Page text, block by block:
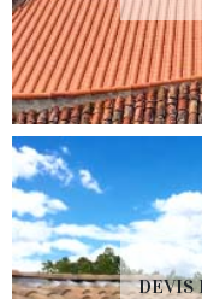
DEVIS